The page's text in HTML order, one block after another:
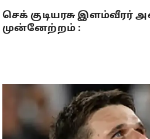
செக் குடியரசு இளம்வீரர்
முன்னேற்றம் :